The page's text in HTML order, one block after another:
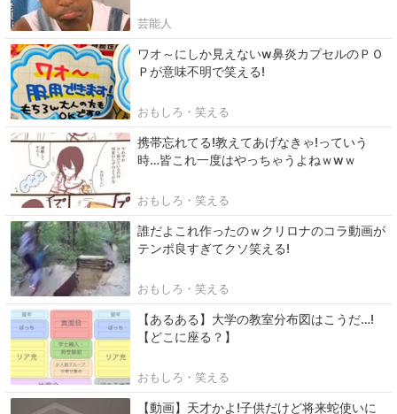
芸能人
ワオ～にしか見えないw鼻炎カプセルのＰＯ
Ｐが意味不明で笑える!
おもしろ・笑える
携帯忘れてる!教えてあげなきゃ!っていう
時…皆これ一度はやっちゃうよねｗwｗ
おもしろ・笑える
誰だよこれ作ったのｗクリロナのコラ動画が
テンポ良すぎてクソ笑える!
おもしろ・笑える
【あるある】大学の教室分布図はこうだ…!
【どこに座る？】
おもしろ・笑える
【動画】天才かよ!子供だけど将来蛇使いに